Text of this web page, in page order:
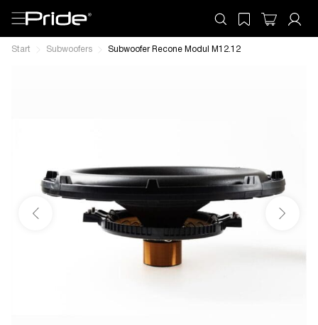
Start Subwoofers Subwoofer Recone Modul M12.12